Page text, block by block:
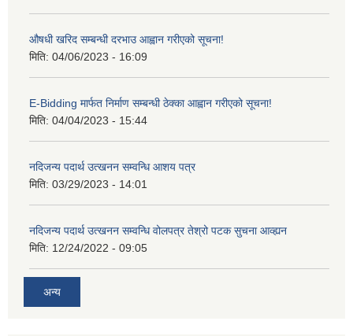
औषधी खरिद सम्बन्धी दरभाउ आह्वान गरीएको सूचना!
मिति: 04/06/2023 - 16:09
E-Bidding मार्फत निर्माण सम्बन्धी ठेक्का आह्वान गरीएको सूचना!
मिति: 04/04/2023 - 15:44
नदिजन्य पदार्थ उत्खनन सम्वन्धि आशय पत्र
मिति: 03/29/2023 - 14:01
नदिजन्य पदार्थ उत्खनन सम्वन्धि वोलपत्र तेश्रो पटक सुचना आव्ह्यन
मिति: 12/24/2022 - 09:05
अन्य